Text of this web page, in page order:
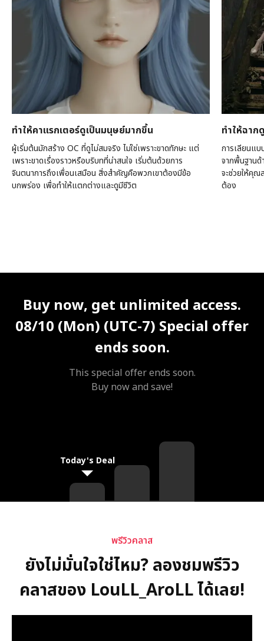
ทำให้คาแรกเตอร์ดูเป็นมนุษย์มากขึ้น
ผู้เริ่มต้นมักสร้าง OC ที่ดูไม่สมจริง ไม่ใช่เพราะขาดทักษะ แต่
เพราะขาดเรื่องราวหรือบริบทที่น่าสนใจ เริ่มต้นด้วยการ
จินตนาการถึงเพื่อนเสมือน สิ่งสำคัญคือพวกเขาต้องมีข้อ
บกพร่อง เพื่อทำให้แตกต่างและดูมีชีวิต
ทำให้ฉาก
การเลียนแบ
จากพื้นฐาน
จะช่วยให้คุณ
ต้อง
Buy now, get unlimited access.
08/10 (Mon) (UTC-7) Special offer
ends soon.
This special offer ends soon.
Buy now and save!
Today's Deal
พรีวิวคลาส
ยังไม่มั่นใจใช่ไหม? ลองชมพรีวิว
คลาสของ LouLL_AroLL ได้เลย!